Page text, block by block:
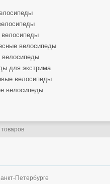
велосипеды
для экстрима
велосипеды
велосипеды
Петербурге